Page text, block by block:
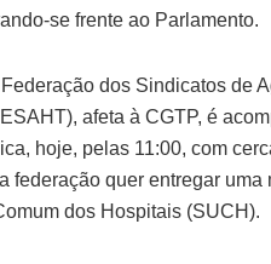
se frente ao Parlamento.
dos Sindicatos de
afeta à CGTP, é
hoje, pelas 11:00, com
federação quer entregar
dos Hospitais (SUCH).